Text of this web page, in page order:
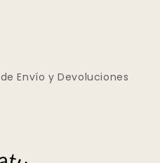
Envío y Devoluciones